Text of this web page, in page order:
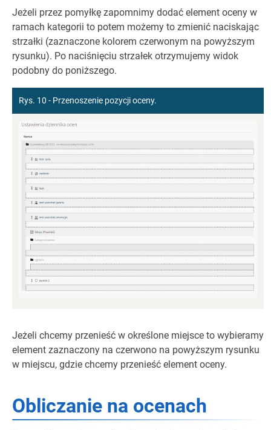
Jeżeli przez pomyłkę zapomnimy dodać element oceny w
ramach kategorii to potem możemy to zmienić naciskając
strzałki (zaznaczone kolorem czerwonym na powyższym
rysunku). Po naciśnięciu strzałek otrzymujemy widok
podobny do poniższego.
Rys. 10 - Przenoszenie pozycji oceny.
Jeżeli chcemy przenieść w określone miejsce to wybieramy
element zaznaczony na czerwono na powyższym rysunku
w miejscu, gdzie chcemy przenieść element oceny.
Obliczanie na ocenach